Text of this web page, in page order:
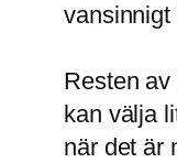
vansinnigt
Resten
kan välja
när det är